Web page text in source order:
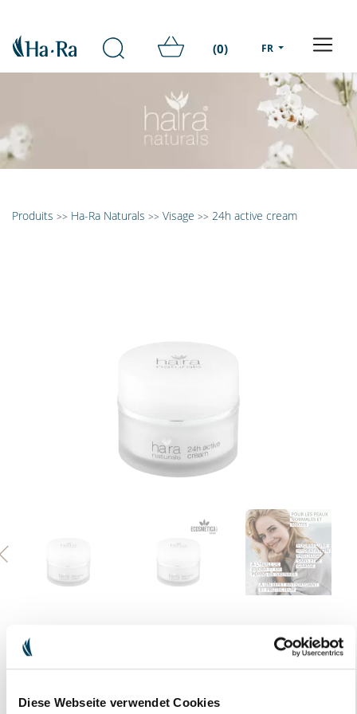
Diese Webseite verwendet Cookies
(0) FR
Produits >> Ha-Ra Naturals >> Visage >> 24h active cream
Notre 24h active cream préserve l’hydratation de ta peau et la